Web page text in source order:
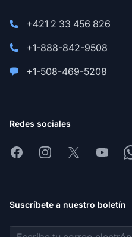
+421 2 33 456 826
+1-888-842-9508
+1-508-469-5208
Redes sociales
FacebookInstagram
X Youtube
Suscríbete a nuestro boletín
Dirección de correo